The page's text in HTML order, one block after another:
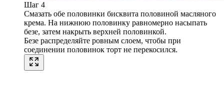
Шаг 4
Смазать обе половинки бисквита половиной масляного
крема. На нижнюю половинку равномерно насыпать
безе, затем накрыть верхней половинкой.
Безе распределяйте ровным слоем, чтобы при
соединении половинок торт не перекосился.